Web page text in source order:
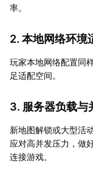
率。
2. 本地网络环境
玩家本地网络配置同
足适配空间。
3. 服务器负载与
新地图解锁或大型活
应对高并发压力，做
连接游戏。